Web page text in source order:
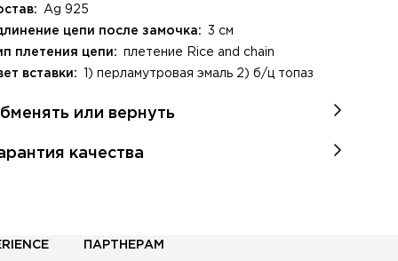
Ag 925
цепи после замочка:
3 см
плетения цепи:
плетение Rice and chain
вставки:
1) перламутровая эмаль 2) б/ц топаз
или вернуть
или верните ваши онлайн-покупки в течение
качества
драгоценности в Island Soul, Вы можете не
ПАРТНЕРАМ